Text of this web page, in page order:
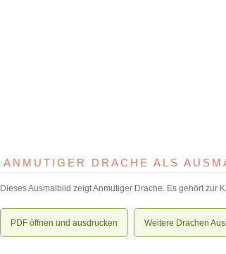
ANMUTIGER DRACHE ALS
Dieses Ausmalbild zeigt Anmutiger Drache. Es gehört zur
PDF öffnen und ausdrucken Weitere Drachen